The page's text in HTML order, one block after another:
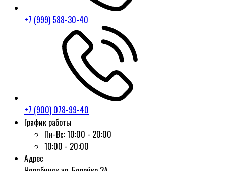
+7 (999) 588-30-40
+7 (900) 078-99-40
График работы
Пн-Вс:10:00 - 20:00
10:00 - 20:00
Адрес